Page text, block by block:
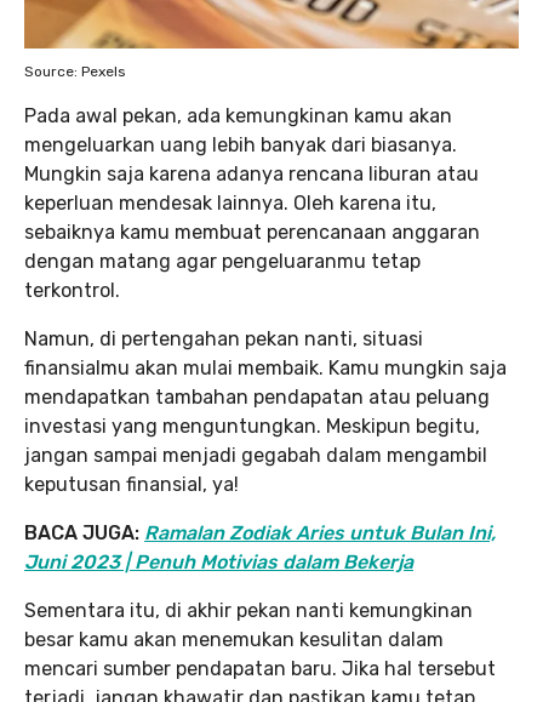
Source: Pexels
Pada awal pekan, ada kemungkinan kamu akan
mengeluarkan uang lebih banyak dari biasanya.
Mungkin saja karena adanya rencana liburan atau
keperluan mendesak lainnya. Oleh karena itu,
sebaiknya kamu membuat perencanaan anggaran
dengan matang agar pengeluaranmu tetap
terkontrol.
Namun, di pertengahan pekan nanti, situasi
finansialmu akan mulai membaik. Kamu mungkin saja
mendapatkan tambahan pendapatan atau peluang
investasi yang menguntungkan. Meskipun begitu,
jangan sampai menjadi gegabah dalam mengambil
keputusan finansial, ya!
BACA JUGA: Ramalan Zodiak Aries untuk Bulan Ini,
Juni 2023 | Penuh Motivias dalam Bekerja
Sementara itu, di akhir pekan nanti kemungkinan
besar kamu akan menemukan kesulitan dalam
mencari sumber pendapatan baru. Jika hal tersebut